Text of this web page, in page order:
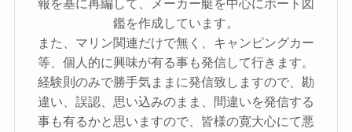
鑑を作成しています。
また、マリン関連だけで無く、キャンピングカー
等、個人的に興味が有る事も発信して行きます。
経験則のみで勝手気ままに発信致しますので、勘
違い、誤認、思い込みのまま、間違いを発信する
事も有るかと思いますので、皆様の寛大心にて悪